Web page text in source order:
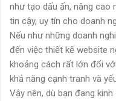
như tạo dấu ấn, nâng cao
tin cậy, uy tín cho doanh
Nếu như những doanh
đến việc thiết kế website
khoảng cách rất lớn đối
khả năng cạnh tranh và
Vậy nên, dù bạn đang